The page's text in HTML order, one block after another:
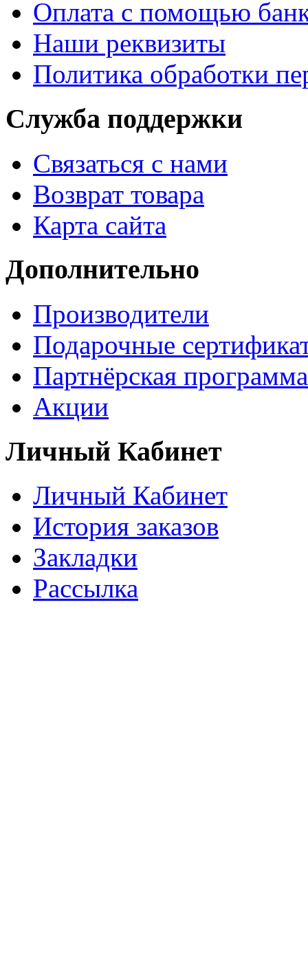
Оплата с помощью
Наши реквизиты
Политика обработки
Служба поддержки
Связаться с нами
Возврат товара
Карта сайта
Дополнительно
Производители
Подарочные
Партнёрская программа
Акции
Личный Кабинет
Личный Кабинет
История заказов
Закладки
Рассылка